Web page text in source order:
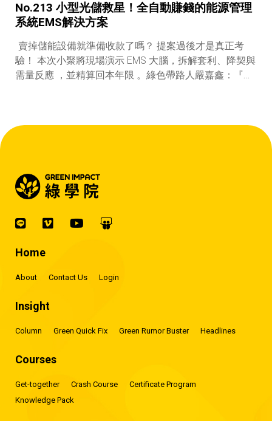
No.213 小型光儲救星！全自動賺錢的能源管理
系統EMS解決方案
賣掉儲能設備就準備收款了嗎？ 提案過後才是真正考
驗！ 本次小聚將現場演示 EMS 大腦，拆解套利、降契與
需量反應 ，並精算回本年限 。綠色帶路人嚴嘉鑫：『會
Home
About Contact Us Login
Insight
Column Green Quick Fix Green Rumor Buster Headlines
Courses
Get-together Crash Course
Certificate Program
Knowledge Pack